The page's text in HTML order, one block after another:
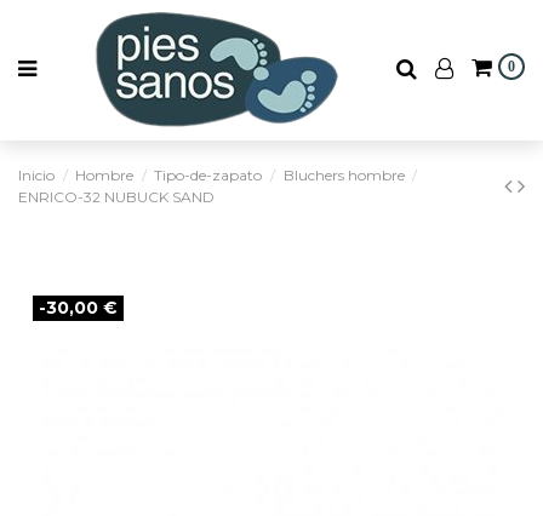
0
Inicio Hombre Tipo-de-zapato
Bluchers hombre
ENRICO-32 NUBUCK SAND
-30,00 €